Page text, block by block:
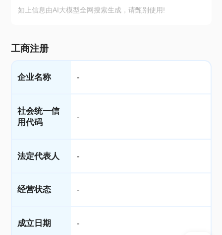
如上信息由AI大模型全网搜索生成，请甄别使用!
工商注册
企业名称 -
社会统一信
用代码
-
法定代表人 -
经营状态 -
成立日期 -